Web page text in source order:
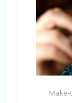
Make-